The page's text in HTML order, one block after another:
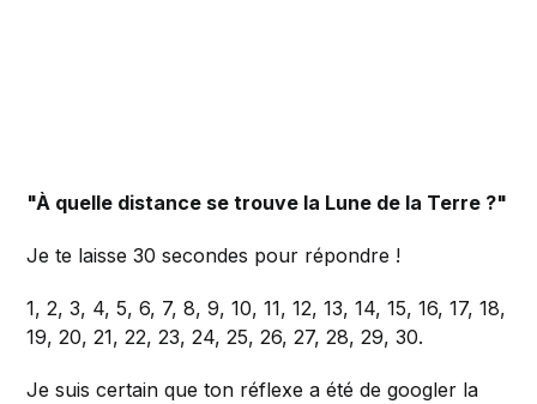
"À quelle distance se trouve la Lune de la Terre ?"
Je te laisse 30 secondes pour répondre !
1, 2, 3, 4, 5, 6, 7, 8, 9, 10, 11, 12, 13, 14, 15, 16, 17, 18,
19, 20, 21, 22, 23, 24, 25, 26, 27, 28, 29, 30.
Je suis certain que ton réflexe a été de googler la